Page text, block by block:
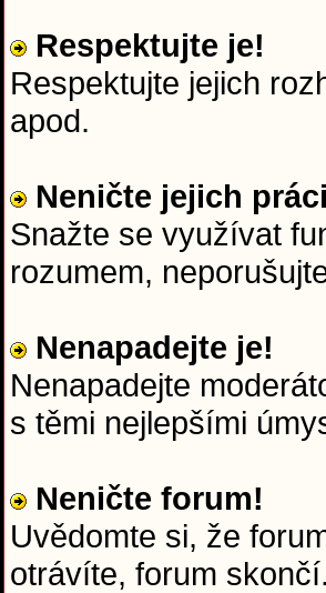
Respektujte je!
Respektujte jejich
apod.
Neničte jejich
Snažte se využívat
rozumem,
Nenapadejte je!
Nenapadejte
s těmi nejlepšími
Neničte forum!
Uvědomte si, že
otrávíte, forum skončí.